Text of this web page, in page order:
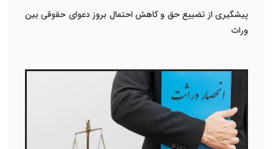
پیشگیری از تضییع حق و کاهش احتمال بروز دعوای حقوقی بین
وراث